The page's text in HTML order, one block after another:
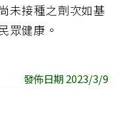
未接種之劑次如基
眾健康。
發佈日期 2023/3/9